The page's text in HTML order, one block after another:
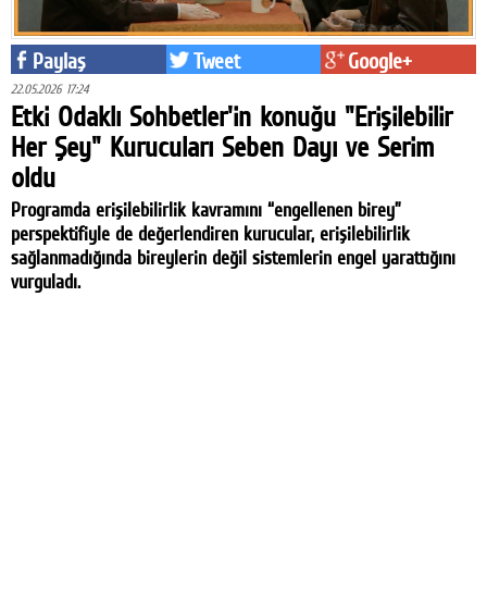
Paylaş Tweet Google+
22.05.2026 17:24
Etki Odaklı Sohbetler'in konuğu "Erişilebilir
Her Şey" Kurucuları Seben Dayı ve Serim
oldu
Programda erişilebilirlik kavramını “engellenen birey”
perspektifiyle de değerlendiren kurucular, erişilebilirlik
sağlanmadığında bireylerin değil sistemlerin engel yarattığını
vurguladı.